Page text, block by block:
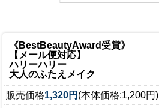
《BestBeautyAward受賞》
【メール便対応】
ハリーハリー
大人のふたえメイク
販売価格1,320円 (本体価格:1,200円)